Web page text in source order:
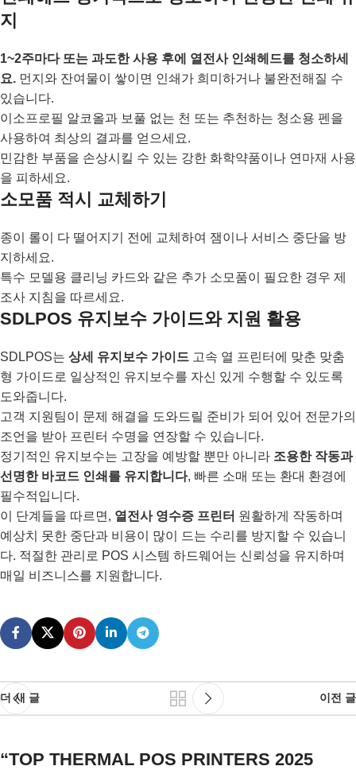
지
1~2주마다 또는 과도한 사용 후에 열전사 인쇄헤드를 청소하세
요. 먼지와 잔여물이 쌓이면 인쇄가 희미하거나 불완전해질 수
있습니다.
이소프로필 알코올과 보풀 없는 천 또는 추천하는 청소용 펜을
사용하여 최상의 결과를 얻으세요.
민감한 부품을 손상시킬 수 있는 강한 화학약품이나 연마재 사용
을 피하세요.
소모품 적시 교체하기
종이 롤이 다 떨어지기 전에 교체하여 잼이나 서비스 중단을 방
지하세요.
특수 모델용 클리닝 카드와 같은 추가 소모품이 필요한 경우 제
조사 지침을 따르세요.
SDLPOS 유지보수 가이드와 지원 활용
SDLPOS는 상세 유지보수 가이드 고속 열 프린터에 맞춘 맞춤
형 가이드로 일상적인 유지보수를 자신 있게 수행할 수 있도록
도와줍니다.
고객 지원팀이 문제 해결을 도와드릴 준비가 되어 있어 전문가의
조언을 받아 프린터 수명을 연장할 수 있습니다.
정기적인 유지보수는 고장을 예방할 뿐만 아니라 조용한 작동과
선명한 바코드 인쇄를 유지합니다, 빠른 소매 또는 환대 환경에
필수적입니다.
이 단계들을 따르면, 열전사 영수증 프린터 원활하게 작동하며
예상치 못한 중단과 비용이 많이 드는 수리를 방지할 수 있습니
다. 적절한 관리로 POS 시스템 하드웨어는 신뢰성을 유지하며
매일 비즈니스를 지원합니다.
더 새 글 이전 글
“TOP THERMAL POS PRINTERS 2025